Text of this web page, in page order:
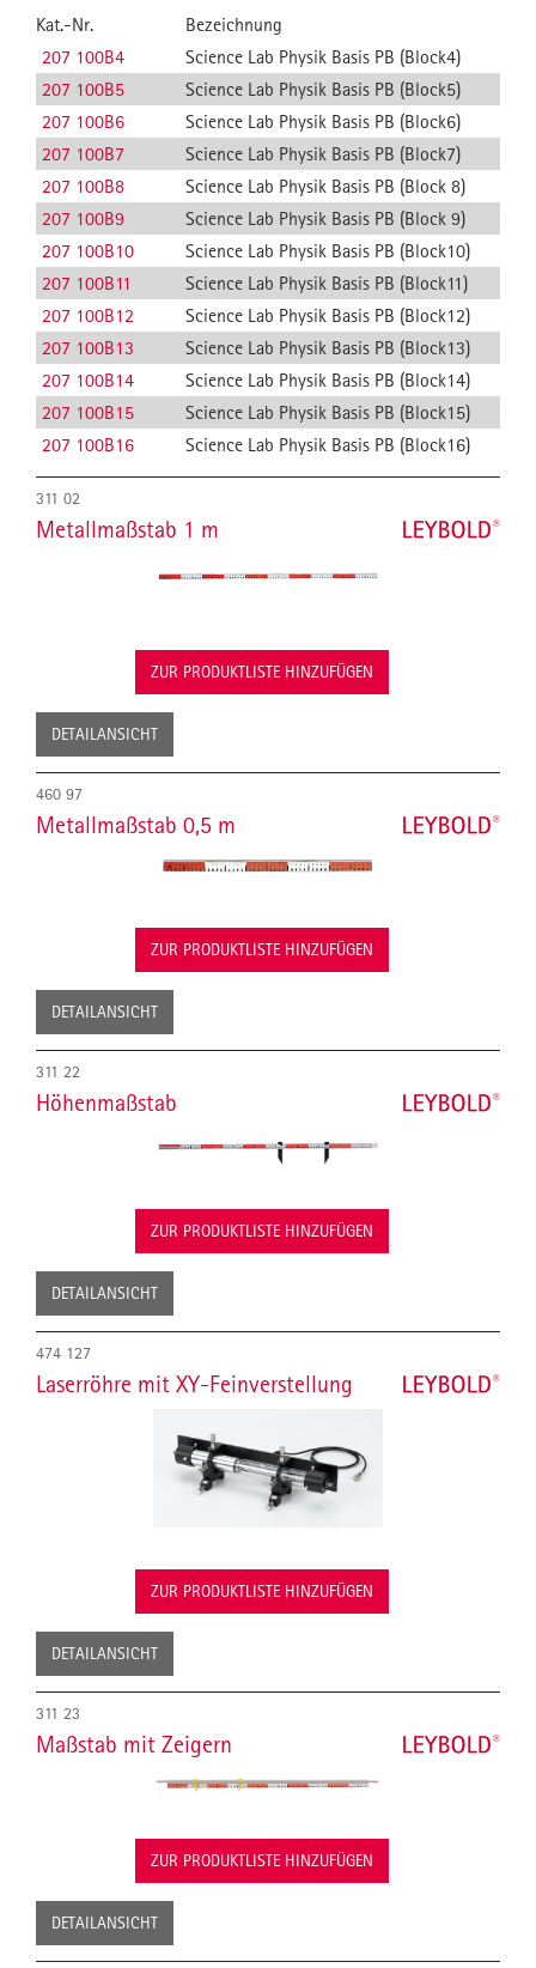
Kat.-Nr.
Bezeichnung
207 100B4
Science Lab Physik Basis PB (Block4)
207 100B5
Science Lab Physik Basis PB (Block5)
207 100B6
Science Lab Physik Basis PB (Block6)
207 100B7
Science Lab Physik Basis PB (Block7)
207 100B8
Science Lab Physik Basis PB (Block 8)
207 100B9
Science Lab Physik Basis PB (Block 9)
207 100B10
Science Lab Physik Basis PB (Block10)
207 100B11
Science Lab Physik Basis PB (Block11)
207 100B12
Science Lab Physik Basis PB (Block12)
207 100B13
Science Lab Physik Basis PB (Block13)
207 100B14
Science Lab Physik Basis PB (Block14)
207 100B15
Science Lab Physik Basis PB (Block15)
207 100B16
Science Lab Physik Basis PB (Block16)
311 02
Metallmaßstab 1 m
ZUR PRODUKTLISTE HINZUFÜGEN
DETAILANSICHT
460 97
Metallmaßstab 0,5 m
ZUR PRODUKTLISTE HINZUFÜGEN
DETAILANSICHT
311 22
Höhenmaßstab
ZUR PRODUKTLISTE HINZUFÜGEN
DETAILANSICHT
474 127
Laserröhre mit XY-Feinverstellung
ZUR PRODUKTLISTE HINZUFÜGEN
DETAILANSICHT
311 23
Maßstab mit Zeigern
ZUR PRODUKTLISTE HINZUFÜGEN
DETAILANSICHT